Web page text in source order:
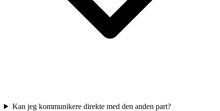
Kan jeg kommunikere direkte med den anden part?